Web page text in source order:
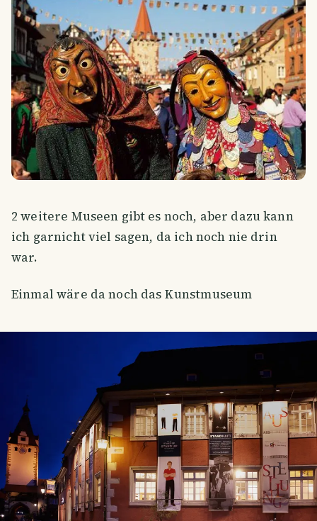
2 weitere Museen gibt es noch, aber dazu kann
ich garnicht viel sagen, da ich noch nie drin
war.
Einmal wäre da noch das Kunstmuseum